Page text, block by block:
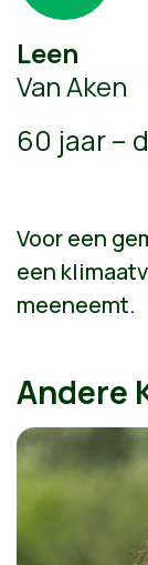
Leen
Van Aken
60 jaar –
Voor een
een
meeneemt.
Andere